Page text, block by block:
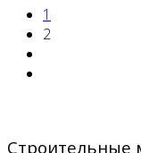
1
2
Строительные